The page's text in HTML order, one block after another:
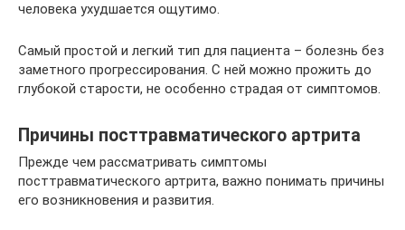
человека ухудшается ощутимо.
Самый простой и легкий тип для пациента – болезнь без
заметного прогрессирования. С ней можно прожить до
глубокой старости, не особенно страдая от симптомов.
Причины посттравматического артрита
Прежде чем рассматривать симптомы
посттравматического артрита, важно понимать причины
его возникновения и развития.